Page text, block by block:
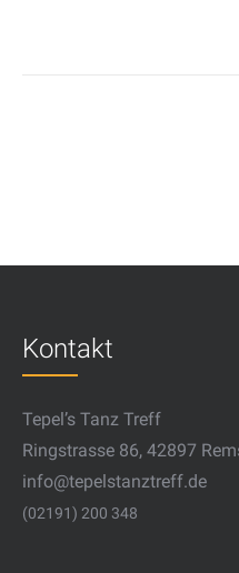
Kontakt
Tepel’s Tanz Treff
Ringstrasse 86, 42897
info@tepelstanztreff.de
(02191) 200 348